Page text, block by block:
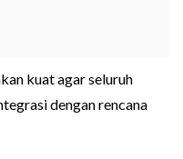
kuat agar seluruh
dengan rencana